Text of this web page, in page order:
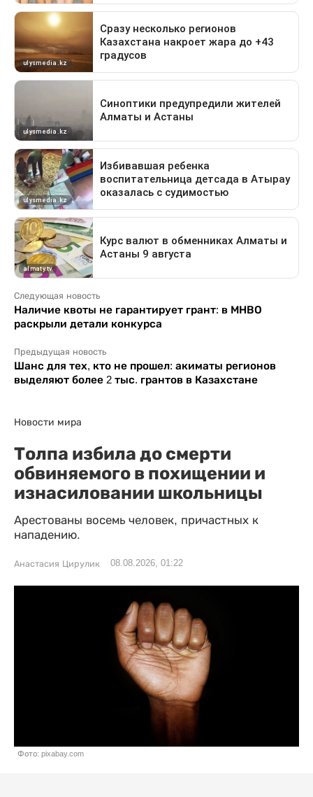
Следующая новость
Наличие квоты не гарантирует грант: в МНВО
раскрыли детали конкурса
Предыдущая новость
Шанс для тех, кто не прошел: акиматы регионов
выделяют более 2 тыс. грантов в Казахстане
Новости мира
Толпа избила до смерти
обвиняемого в похищении и
изнасиловании школьницы
Арестованы восемь человек, причастных к
нападению.
Анастасия Цирулик 08.08.2026, 01:22
Фото: pixabay.com